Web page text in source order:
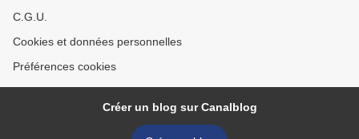
C.G.U.
Cookies et données personnelles
Préférences cookies
Créer un blog sur Canalblog